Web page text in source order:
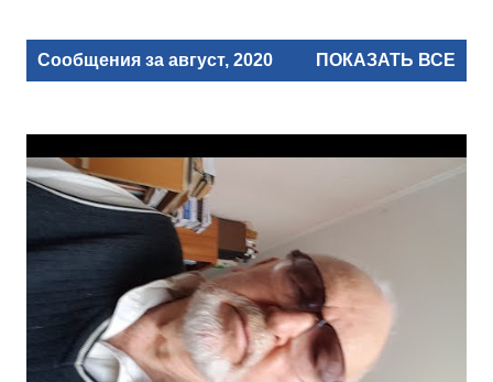
Сообщения за август, 2020 ПОКАЗАТЬ ВСЕ